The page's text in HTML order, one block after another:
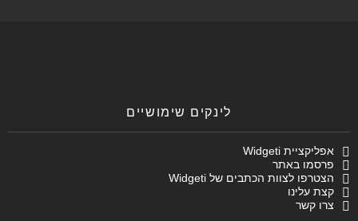
לינקים שימושיים
אפליקציית Widgeti
פרסמו באתר
הצטרפו לצוות הכתבים של Widgeti
קצת עלינו
צרו קשר